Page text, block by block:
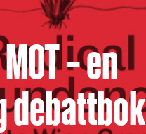
– en
debattbok